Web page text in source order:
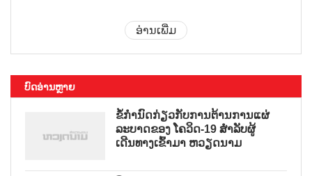
ອ່ານເພີ່ມ
ບົດອ່ານຫຼາຍ
ຂໍ້ກຳນົດກ່ຽວກັບການຕ້ານການແຜ່
ລະບາດຂອງ ໂຄວິດ-19 ສຳລັບຜູ້
ເດີນທາງເຂົ້າມາ ຫວຽດນາມ